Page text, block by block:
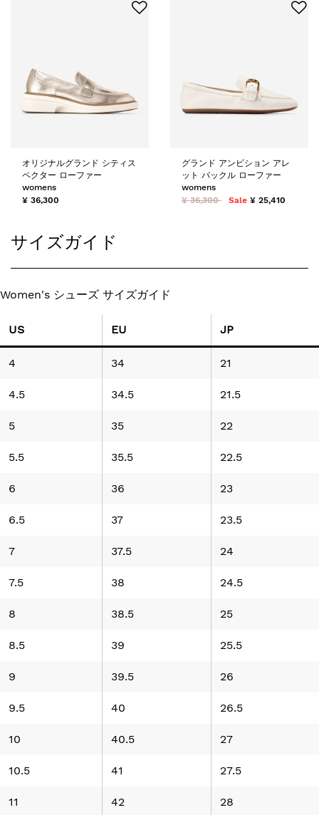
オリジナルグランド シティス
ペクター ローファー
womens
¥ 36,300
グランド アンビション アレ
ット バックル ローファー
womens
¥ 36,300
Sale ¥ 25,410
サイズガイド
Women's シューズ サイズガイド
US EU JP
4 34 21
4.5 34.5 21.5
5 35 22
5.5 35.5 22.5
6 36 23
6.5 37 23.5
7 37.5 24
7.5 38 24.5
8 38.5 25
8.5 39 25.5
9 39.5 26
9.5 40 26.5
10 40.5 27
10.5 41 27.5
11 42 28